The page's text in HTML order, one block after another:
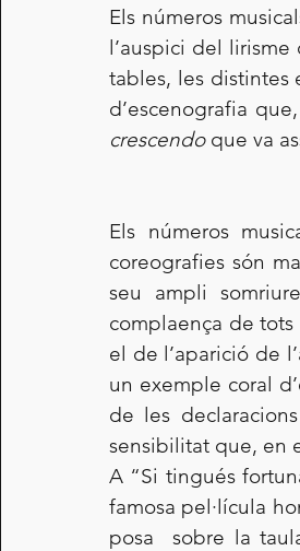
Els números
l’auspici del
tables, les distintes
crescendo que va
Els números
coreografies són
seu ampli
complaença de tots
el de l’aparició de
un exemple coral
de les
sensibilitat que, en
A “Si tingués
famosa pel·lícula
posa  sobre la